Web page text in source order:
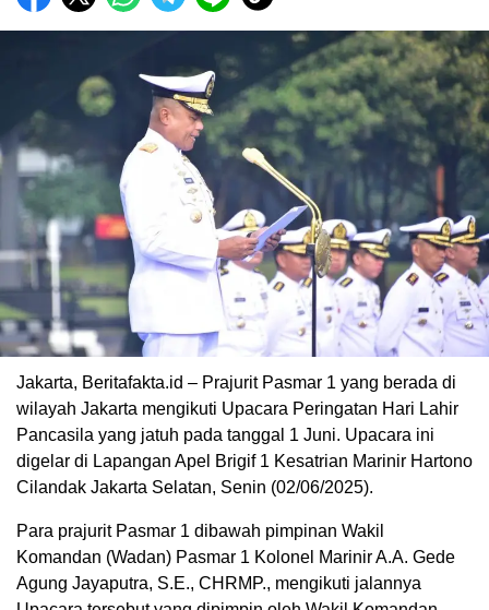
Jakarta, Beritafakta.id – Prajurit Pasmar 1 yang berada di
wilayah Jakarta mengikuti Upacara Peringatan Hari Lahir
Pancasila yang jatuh pada tanggal 1 Juni. Upacara ini
digelar di Lapangan Apel Brigif 1 Kesatrian Marinir Hartono
Cilandak Jakarta Selatan, Senin (02/06/2025).
Para prajurit Pasmar 1 dibawah pimpinan Wakil
Komandan (Wadan) Pasmar 1 Kolonel Marinir A.A. Gede
Agung Jayaputra, S.E., CHRMP., mengikuti jalannya